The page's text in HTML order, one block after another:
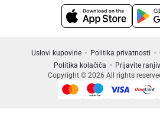
Uslovi kupovine Politika privatnosti
Politika kolačića
Prijavite
Copyright © 2026 All rights